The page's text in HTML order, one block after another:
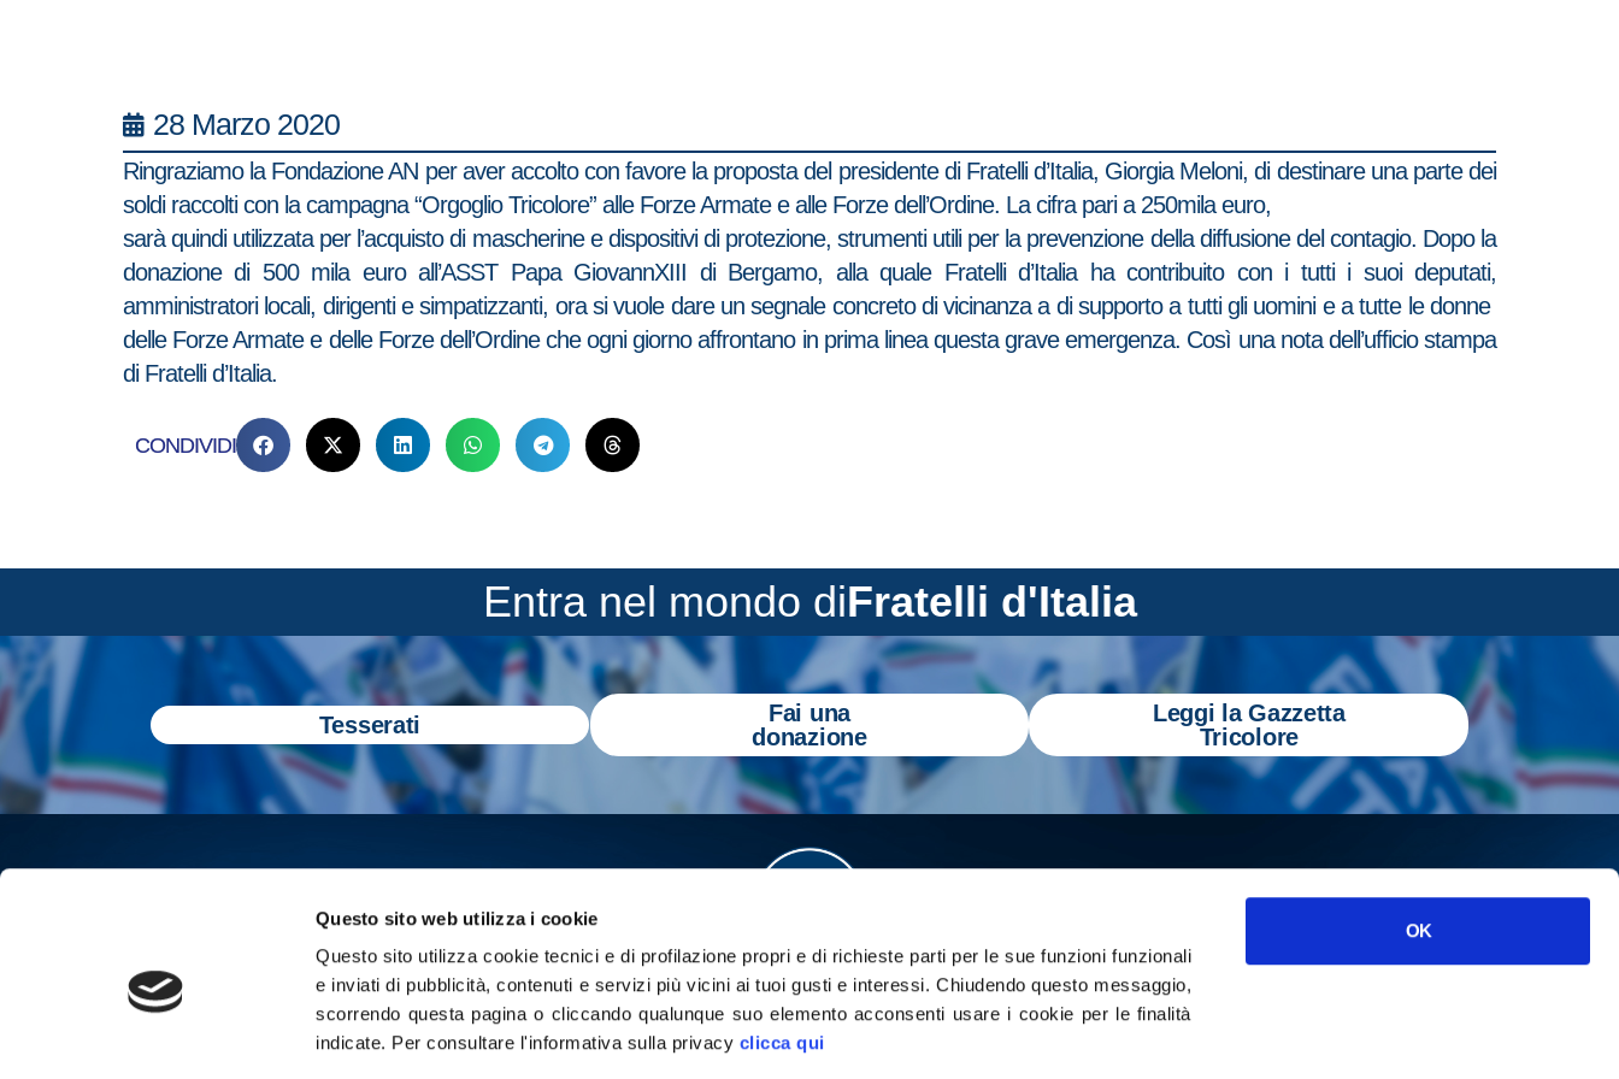
Questo sito web utilizza i cookie
Questo sito utilizza cookie tecnici e di profilazione propri e di richieste parti per le sue funzioni funzionali
e inviati di pubblicità, contenuti e servizi più vicini ai tuoi gusti e interessi.Chiudendo questo messaggio,
scorrendo questa pagina o cliccando qualunque suo elemento acconsenti usare i cookie per le finalità
indicate. Per consultare l'informativa sulla privacy clicca qui
OK
28 Marzo 2020
Ringraziamo la Fondazione AN per aver accolto con favore la proposta del presidente di Fratelli d’Italia, Giorgia Meloni, di destinare una parte dei
soldi raccolti con la campagna “Orgoglio Tricolore” alle Forze Armate e alle Forze dell’Ordine. La cifra pari a 250mila euro,
sarà quindi utilizzata per l’acquisto di mascherine e dispositivi di protezione, strumenti utili per la prevenzione della diffusione del contagio. Dopo la
donazione di 500 mila euro all’ASST Papa GiovannXIII di Bergamo, alla quale Fratelli d’Italia ha contribuito con i tutti i suoi deputati,
amministratori locali, dirigenti e simpatizzanti, ora si vuole dare un segnale concreto di vicinanza a di supporto a tutti gli uomini e a tutte le donne
delle Forze Armate e delle Forze dell’Ordine che ogni giorno affrontano in prima linea questa grave emergenza. Così una nota dell’ufficio stampa
di Fratelli d’Italia.
CONDIVIDI
Entra nel mondo diFratelli d'Italia
Tesserati
Fai una
donazione
Leggi la Gazzetta
Tricolore
Gazzetta Tricolore per tenerti aggiornato